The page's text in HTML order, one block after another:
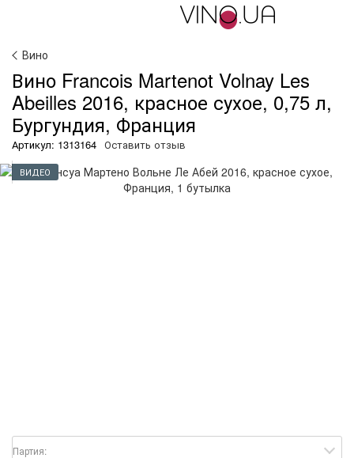
Вино
Вино Francois Martenot Volnay Les
Abeilles 2016, красное сухое, 0,75 л,
Бургундия, Франция
Артикул: 1313164 Оставить отзыв
ВИДЕО
Партия: